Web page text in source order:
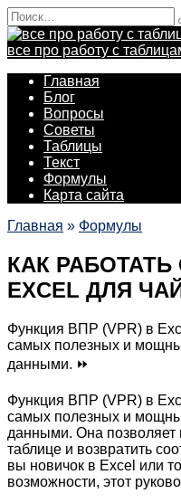
Перейти
к
содержанию
Search
for:
все про работу с
Главная
Блог
Вопросы
Советы
Таблицы
Текст
Формулы
Карта сайта
Главная » Формулы
КАК
EXCEL ДЛЯ
Функция ВПР (VPR) в
самых полезных и
данными. ⏩
Функция ВПР (VPR) в
самых полезных и
данными. Она позволяет
таблице и возвратить
вы новичок в Excel или
возможности, этот